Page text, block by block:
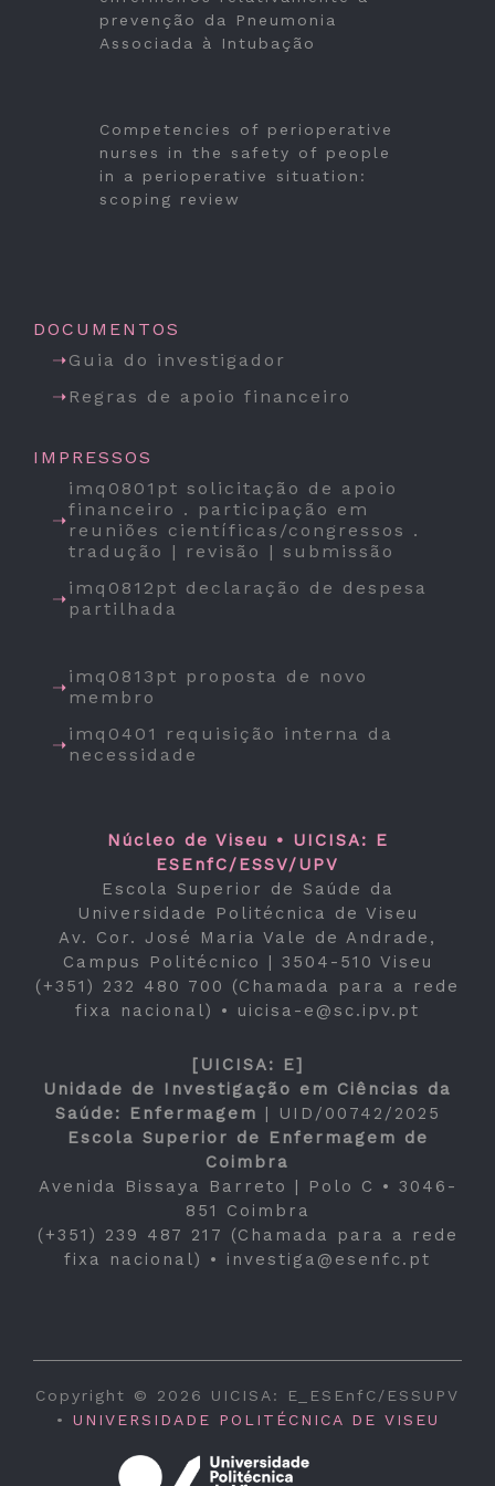
prevenção da Pneumonia
Associada à Intubação
Competencies of perioperative
nurses in the safety of people
in a perioperative situation:
scoping review
DOCUMENTOS
Guia do investigador
Regras de apoio financeiro
IMPRESSOS
imq0801pt solicitação de apoio
financeiro . participação em
reuniões científicas/congressos .
tradução | revisão | submissão
imq0812pt declaração de despesa
partilhada
imq0813pt proposta de novo
membro
imq0401 requisição interna da
necessidade
Núcleo de Viseu • UICISA: E
ESEnfC/ESSV/UPV
Escola Superior de Saúde da
Universidade Politécnica de Viseu
Av. Cor. José Maria Vale de Andrade,
Campus Politécnico | 3504-510 Viseu
(+351) 232 480 700 (Chamada para a rede
fixa nacional) • uicisa-e@sc.ipv.pt
[UICISA: E]
Unidade de Investigação em Ciências da
Saúde: Enfermagem |
UID/00742/2025
Escola Superior de Enfermagem de
Coimbra
Avenida Bissaya Barreto | Polo C • 3046-
851 Coimbra
(+351) 239 487 217 (Chamada para a rede
fixa nacional) • investiga@esenfc.pt
Copyright © 2026 UICISA: E_ESEnfC/ESSUPV
• UNIVERSIDADE POLITÉCNICA DE VISEU